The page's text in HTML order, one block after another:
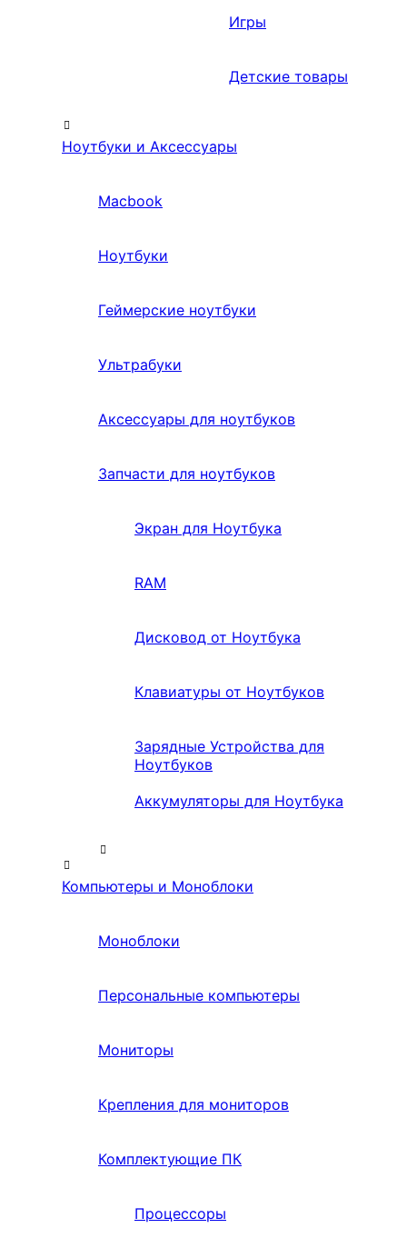
Игры
Детские товары
Ноутбуки и Аксессуары
Macbook
Ноутбуки
Геймерские ноутбуки
Ультрабуки
Аксессуары для ноутбуков
Запчасти для ноутбуков
Экран для Ноутбука
RAM
Дисковод от Ноутбука
Клавиатуры от Ноутбуков
Зарядные Устройства для
Ноутбуков
Аккумуляторы для Ноутбука
Компьютеры и Моноблоки
Моноблоки
Персональные компьютеры
Мониторы
Крепления для мониторов
Комплектующие ПК
Процессоры